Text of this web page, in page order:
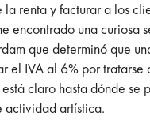
la renta y facturar a los
encontrado una curiosa
que determinó que
el IVA al 6% por tratarse
claro hasta dónde se
actividad artística.